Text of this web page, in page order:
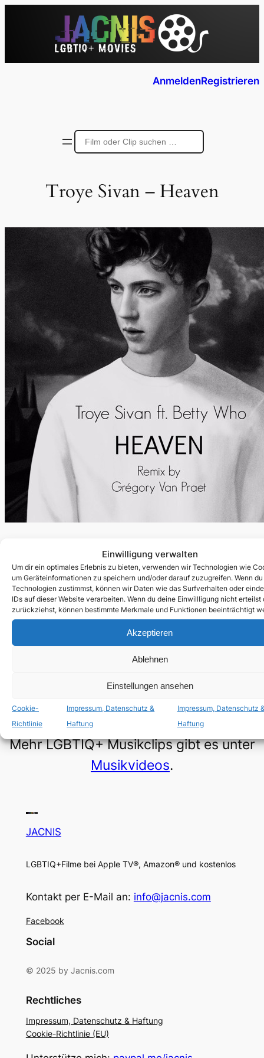
Einwilligung verwalten
Um dir ein optimales Erlebnis zu bieten, verwenden wir Technologien wie
um Geräteinformationen zu speichern und/oder darauf zuzugreifen. Wenn
Technologien zustimmst, können wir Daten wie das Surfverhalten oder
IDs auf dieser Website verarbeiten. Wenn du deine Einwillligung nicht erteilst
zurückziehst, können bestimmte Merkmale und Funktionen beeinträchtigt
Akzeptieren
Ablehnen
Einstellungen ansehen
Cookie-
Richtlinie
Impressum, Datenschutz &
Haftung
Impressum, Datenschutz
Haftung
AnmeldenRegistrieren
Troye Sivan – Heaven
19.01.2017
akzeptieren und diesen Inhalt zu aktivieren
Mehr LGBTIQ+ Musikclips gibt es unter
Musikvideos.
JACNIS
LGBTIQ+Filme bei Apple TV®, Amazon® und kostenlos
Kontakt per E-Mail an: info@jacnis.com
Facebook
Social
© 2025 by Jacnis.com
Rechtliches
Impressum, Datenschutz & Haftung
Cookie-Richtlinie (EU)